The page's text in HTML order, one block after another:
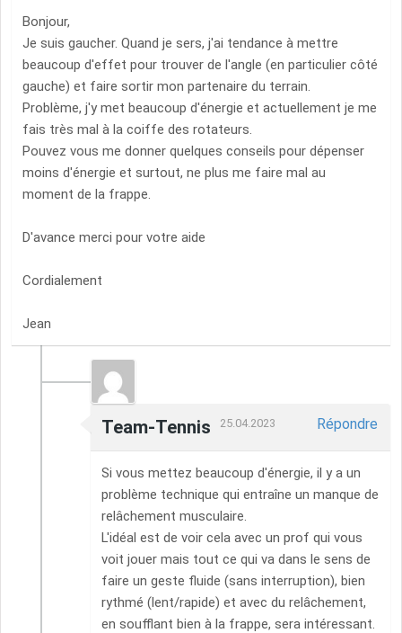
Bonjour,
Je suis gaucher. Quand je sers, j'ai tendance à mettre
beaucoup d'effet pour trouver de l'angle (en particulier côté
gauche) et faire sortir mon partenaire du terrain.
Problème, j'y met beaucoup d'énergie et actuellement je me
fais très mal à la coiffe des rotateurs.
Pouvez vous me donner quelques conseils pour dépenser
moins d'énergie et surtout, ne plus me faire mal au
moment de la frappe.
D'avance merci pour votre aide
Cordialement
Jean
Team-Tennis 25.04.2023 Répondre
Si vous mettez beaucoup d'énergie, il y a un
problème technique qui entraîne un manque de
relâchement musculaire.
L'idéal est de voir cela avec un prof qui vous
voit jouer mais tout ce qui va dans le sens de
faire un geste fluide (sans interruption), bien
rythmé (lent/rapide) et avec du relâchement,
en soufflant bien à la frappe, sera intéressant.